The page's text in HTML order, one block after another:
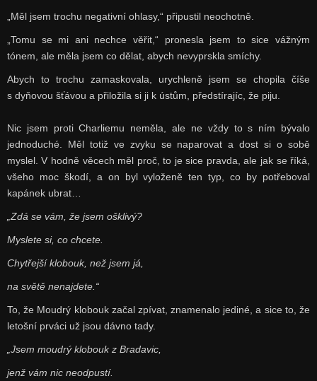
„Měl jsem trochu negativní ohlasy,“ připustil neochotně.
„Tomu se mi ani nechce věřit,“ pronesla jsem to sice vážným
tónem, ale měla jsem co dělat, abych nevyprskla smíchy.
Abych to trochu zamaskovala, urychleně jsem se chopila číše
s dyňovou šťávou a přiložila si ji k ústům, předstírajíc, že piju.
Nic jsem proti Charliemu neměla, ale ne vždy to s ním bývalo
jednoduché. Měl totiž ve zvyku se naparovat a dost si o sobě
myslel. V hodně věcech měl proč, to je sice pravda, ale jak se říká,
všeho moc škodí, a on byl vyloženě ten typ, co by potřeboval
kapánek ubrat…
„Zdá se vám, že jsem ošklivý?
Myslete si, co chcete.
Chytřejší klobouk, než jsem já,
na světě nenajdete.“
To, že Moudrý klobouk začal zpívat, znamenalo jediné, a sice to, že
letošní prváci už jsou dávno tady.
„Jsem moudrý klobouk z Bradavic,
jenž vám nic neodpustí.